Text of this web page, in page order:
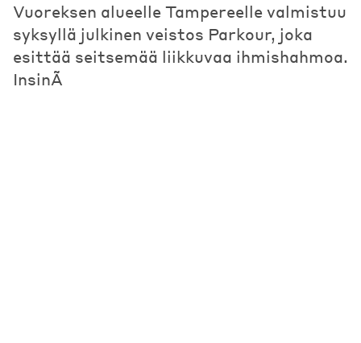
Vuoreksen alueelle Tampereelle valmistuu
syksyllä julkinen veistos Parkour, joka
esittää seitsemää liikkuvaa ihmishahmoa.
InsinÃ